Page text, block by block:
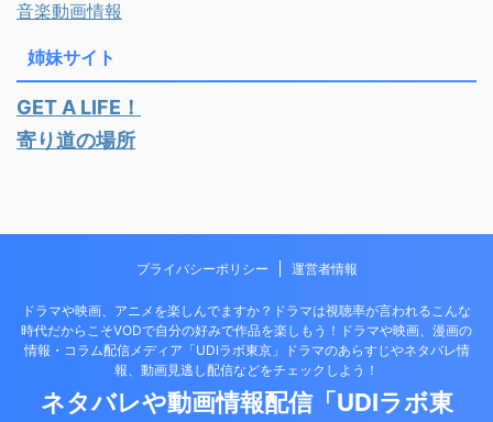
音楽動画情報
姉妹サイト
GET A LIFE！
寄り道の場所
プライバシーポリシー 運営者情報
ドラマや映画、アニメを楽しんでますか？ドラマは視聴率が言われるこんな
時代だからこそVODで自分の好みで作品を楽しもう！ドラマや映画、漫画の
情報・コラム配信メディア「UDIラボ東京」ドラマのあらすじやネタバレ情
報、動画見逃し配信などをチェックしよう！
ネタバレや動画情報配信「UDIラボ東